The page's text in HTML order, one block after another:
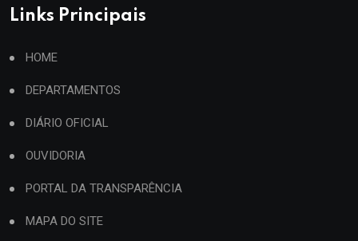
Links Principais
HOME
DEPARTAMENTOS
DIÁRIO OFICIAL
OUVIDORIA
PORTAL DA TRANSPARÊNCIA
MAPA DO SITE